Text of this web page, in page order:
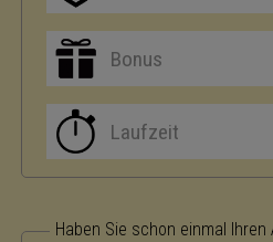
Bonus
Laufzeit
Haben Sie schon einmal